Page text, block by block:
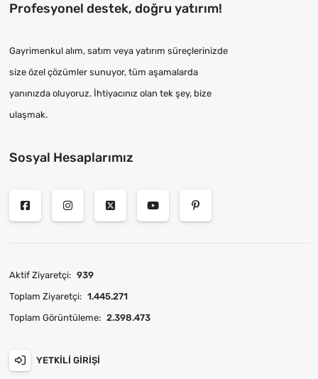
Profesyonel destek, doğru yatırım!
Gayrimenkul alım, satım veya yatırım süreçlerinizde
size özel çözümler sunuyor, tüm aşamalarda
yanınızda oluyoruz. İhtiyacınız olan tek şey, bize
ulaşmak.
Sosyal Hesaplarımız
Aktif Ziyaretçi: 939
Toplam Ziyaretçi: 1.445.271
Toplam Görüntüleme: 2.398.473
YETKILI GIRIŞI